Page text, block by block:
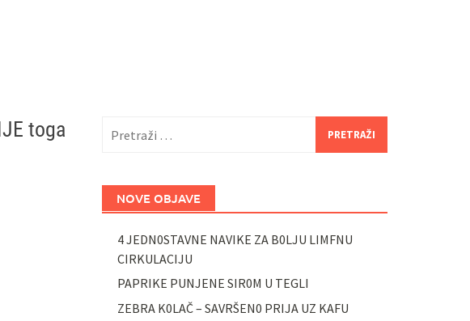
toga
NOVE OBJAVE
4 JEDN0STAVNE NAVIKE ZA B0LJU LIMFNU
CIRKULACIJU
PAPRIKE PUNJENE SIR0M U TEGLI
ZEBRA K0LAČ – SAVRŠEN0 PRIJA UZ KAFU